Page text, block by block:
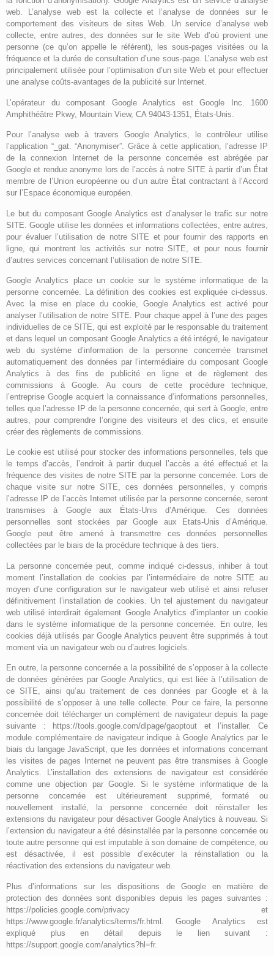
web. L’analyse web est la collecte et l’analyse de données sur le
comportement des visiteurs de sites Web. Un service d’analyse web
collecte, entre autres, des données sur le site Web d’où provient une
personne (ce qu’on appelle le référent), les sous-pages visitées ou la
fréquence et la durée de consultation d’une sous-page. L’analyse web est
principalement utilisée pour l’optimisation d’un site Web et pour effectuer
une analyse coûts-avantages de la publicité sur Internet.
L’opérateur du composant Google Analytics est Google Inc. 1600
Amphithéâtre Pkwy, Mountain View, CA 94043-1351, États-Unis.
Pour l’analyse web à travers Google Analytics, le contrôleur utilise
l’application “_gat. “Anonymiser”. Grâce à cette application, l’adresse IP
de la connexion Internet de la personne concernée est abrégée par
Google et rendue anonyme lors de l’accès à notre SITE à partir d’un État
membre de l’Union européenne ou d’un autre État contractant à l’Accord
sur l’Espace économique européen.
Le but du composant Google Analytics est d’analyser le trafic sur notre
SITE. Google utilise les données et informations collectées, entre autres,
pour évaluer l’utilisation de notre SITE et pour fournir des rapports en
ligne, qui montrent les activités sur notre SITE, et pour nous fournir
d’autres services concernant l’utilisation de notre SITE.
Google Analytics place un cookie sur le système informatique de la
personne concernée. La définition des cookies est expliquée ci-dessus.
Avec la mise en place du cookie, Google Analytics est activé pour
analyser l’utilisation de notre SITE. Pour chaque appel à l’une des pages
individuelles de ce SITE, qui est exploité par le responsable du traitement
et dans lequel un composant Google Analytics a été intégré, le navigateur
web du système d’information de la personne concernée transmet
automatiquement des données par l’intermédiaire du composant Google
Analytics à des fins de publicité en ligne et de règlement des
commissions à Google. Au cours de cette procédure technique,
l’entreprise Google acquiert la connaissance d’informations personnelles,
telles que l’adresse IP de la personne concernée, qui sert à Google, entre
autres, pour comprendre l’origine des visiteurs et des clics, et ensuite
créer des règlements de commissions.
Le cookie est utilisé pour stocker des informations personnelles, tels que
le temps d’accès, l’endroit à partir duquel l’accès a été effectué et la
fréquence des visites de notre SITE par la personne concernée. Lors de
chaque visite sur notre SITE, ces données personnelles, y compris
l’adresse IP de l’accès Internet utilisée par la personne concernée, seront
transmises à Google aux États-Unis d’Amérique. Ces données
personnelles sont stockées par Google aux Etats-Unis d’Amérique.
Google peut être amené à transmettre ces données personnelles
collectées par le biais de la procédure technique à des tiers.
La personne concernée peut, comme indiqué ci-dessus, inhiber à tout
moment l’installation de cookies par l’intermédiaire de notre SITE au
moyen d’une configuration sur le navigateur web utilisé et ainsi refuser
définitivement l’installation de cookies. Un tel ajustement du navigateur
web utilisé interdirait également Google Analytics d’implanter un cookie
dans le système informatique de la personne concernée. En outre, les
cookies déjà utilisés par Google Analytics peuvent être supprimés à tout
moment via un navigateur web ou d’autres logiciels.
En outre, la personne concernée a la possibilité de s’opposer à la collecte
de données générées par Google Analytics, qui est liée à l’utilisation de
ce SITE, ainsi qu’au traitement de ces données par Google et à la
possibilité de s’opposer à une telle collecte. Pour ce faire, la personne
concernée doit télécharger un complément de navigateur depuis la page
suivante : https://tools.google.com/dlpage/gaoptout et l’installer. Ce
module complémentaire de navigateur indique à Google Analytics par le
biais du langage JavaScript, que les données et informations concernant
les visites de pages Internet ne peuvent pas être transmises à Google
Analytics. L’installation des extensions de navigateur est considérée
comme une objection par Google. Si le système informatique de la
personne concernée est ultérieurement supprimé, formaté ou
nouvellement installé, la personne concernée doit réinstaller les
extensions du navigateur pour désactiver Google Analytics à nouveau. Si
l’extension du navigateur a été désinstallée par la personne concernée ou
toute autre personne qui est imputable à son domaine de compétence, ou
est désactivée, il est possible d’exécuter la réinstallation ou la
réactivation des extensions du navigateur web.
Plus d’informations sur les dispositions de Google en matière de
protection des données sont disponibles depuis les pages suivantes :
https://policies.google.com/privacy et
https://www.google.fr/analytics/terms/fr.html. Google Analytics est
expliqué plus en détail depuis le lien suivant :
https://support.google.com/analytics?hl=fr.